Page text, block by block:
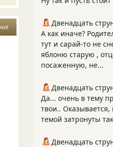
Двенадцать
А как иначе?
тут и сарай-то не
яблоню старую ,
посаженную, не...
Двенадцать
Да... очень в тему
твои.. Оказывается,
темой затронуты
Двенадцать